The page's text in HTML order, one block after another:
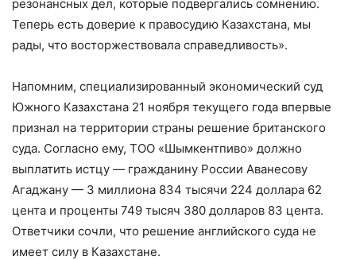
резонансных дел, которые подвергались сомнению.
Теперь есть доверие к правосудию Казахстана, мы
рады, что восторжествовала справедливость».
Напомним, специализированный экономический суд
Южного Казахстана 21 ноября текущего года впервые
признал на территории страны решение британского
суда. Согласно ему, ТОО «Шымкентпиво» должно
выплатить истцу — гражданину России Аванесову
Агаджану — 3 миллиона 834 тысячи 224 доллара 62
цента и проценты 749 тысяч 380 долларов 83 цента.
Ответчики сочли, что решение английского суда не
имеет силу в Казахстане.